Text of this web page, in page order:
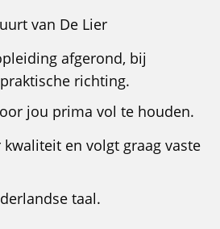
van De Lier
afgerond, bij
richting.
jou prima vol te houden.
kwaliteit en volgt graag vaste
taal.